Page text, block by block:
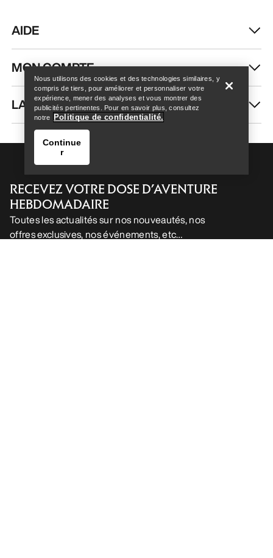
Help
Help
Nous utilisons des cookies et des technologies similaires, y
compris de tiers, pour améliorer et personnaliser votre
expérience, mener des analyses et vous montrer des
publicités pertinentes. Pour en savoir plus, consultez
notre
Politique de confidentialité.
Continue
r